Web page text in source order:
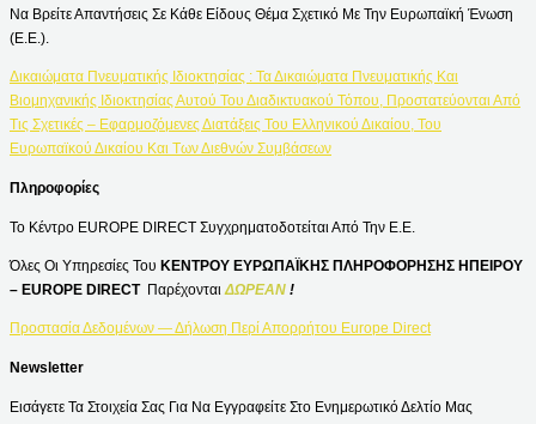
Να Βρείτε Απαντήσεις Σε Κάθε Είδους Θέμα Σχετικό Με Την Ευρωπαϊκή Ένωση
(Ε.Ε.).
Δικαιώματα Πνευματικής Ιδιοκτησίας : Τα Δικαιώματα Πνευματικής Και
Βιομηχανικής Ιδιοκτησίας Αυτού Του Διαδικτυακού Τόπου, Προστατεύονται Από
Τις Σχετικές – Εφαρμοζόμενες Διατάξεις Του Ελληνικού Δικαίου, Του
Ευρωπαϊκού Δικαίου Και Των Διεθνών Συμβάσεων
Πληροφορίες
Το Κέντρο EUROPE DIRECT Συγχρηματοδοτείται Από Την Ε.Ε.
Όλες Οι Υπηρεσίες Του ΚΕΝΤΡΟΥ ΕΥΡΩΠΑΪΚΗΣ ΠΛΗΡΟΦΟΡΗΣΗΣ ΗΠΕΙΡΟΥ
– EUROPE DIRECT Παρέχονται ΔΩΡΕΑΝ !
Προστασία Δεδομένων — Δήλωση Περί Απορρήτου Europe Direct
Newsletter
Εισάγετε Τα Στοιχεία Σας Για Να Εγγραφείτε Στο Ενημερωτικό Δελτίο Μας